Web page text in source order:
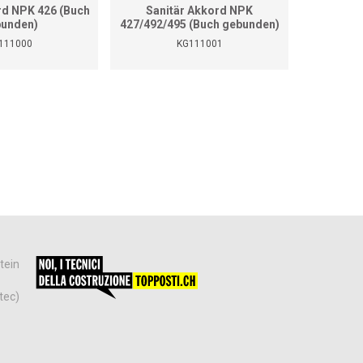
NPK 426 (Buch
Sanitär Akkord NPK
427/492/495 (Buch gebunden)
KG111001